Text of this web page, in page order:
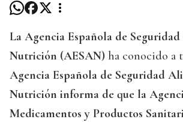
La Agencia Española de
Nutrición (AESAN) ha conocido a
Agencia Española de Seguridad
Nutrición informa de que la
Medicamentos y Productos